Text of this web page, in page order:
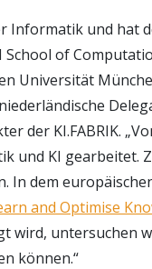
Informatik und hat
School of
Universität
der KI.FABRIK.
und KI gearbeitet.
In dem
and Optimise
wird, untersuchen
können.“